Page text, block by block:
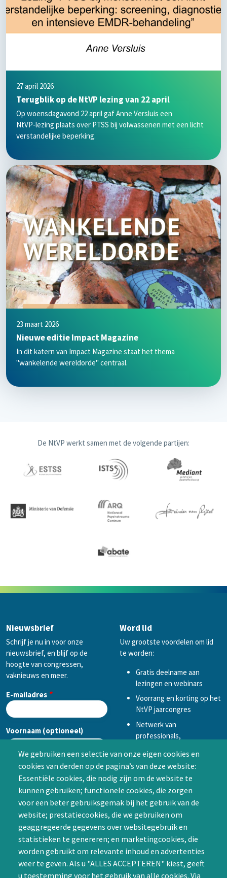
We gebruiken een selectie van onze eigen cookies en
cookies van derden op de pagina’s van deze website:
Essentiële cookies, die nodig zijn om de website te
kunnen gebruiken; functionele cookies, die zorgen
voor een beter gebruiksgemak bij het gebruik van de
website; prestatiecookies, die we gebruiken om
geaggregeerde gegevens over websitegebruik en
statistieken te genereren; en marketingcookies, die
worden gebruikt om relevante inhoud en advertenties
weer te geven. Als u "ALLES ACCEPTEREN" kiest, geeft
u toestemming voor het gebruik van alle cookies. Via
27 april 2026
Terugblik op de NtVP lezing van 22 april
Op woensdagavond 22 april gaf Anne Versluis een
NtVP‑lezing plaats over PTSS bij volwassenen met een licht
verstandelijke beperking.
23 maart 2026
Nieuwe editie Impact Magazine
In dit katern van Impact Magazine staat het thema
"wankelende wereldorde" centraal.
De NtVP werkt samen met de volgende partijen:
Nieuwsbrief
Schrijf je nu in voor onze
nieuwsbrief, en blijf op de
hoogte van congressen,
vaknieuws en meer.
E-mailadres
Voornaam (optioneel)
Achternaam (optioneel)
CAPTCHA
Word lid
Uw grootste voordelen om lid
te worden:
Gratis deelname aan
lezingen en webinars
Voorrang en korting op het
NtVP jaarcongres
Netwerk van
professionals,
samenwerken in een van
de Special Interest
Groepen (SIG’s) of zelf een
SIG initiëren
Word lid